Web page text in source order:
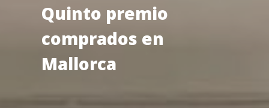
Quinto premio
comprados en
Mallorca